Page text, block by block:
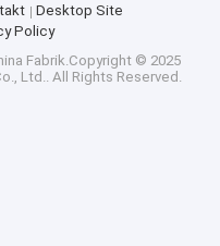
Desktop Site
Policy
Fabrik.Copyright © 2025
Ltd.. All Rights Reserved.